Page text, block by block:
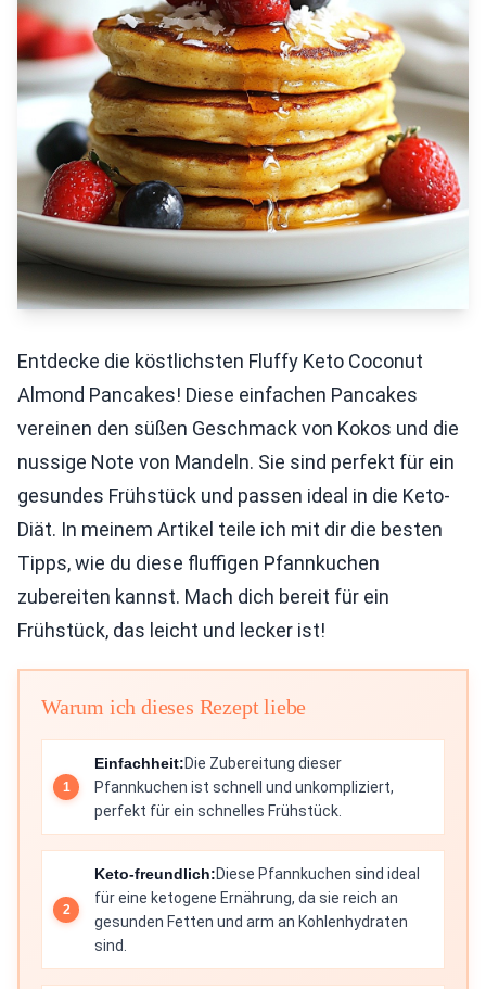
Entdecke die köstlichsten Fluffy Keto Coconut
Almond Pancakes! Diese einfachen Pancakes
vereinen den süßen Geschmack von Kokos und die
nussige Note von Mandeln. Sie sind perfekt für ein
gesundes Frühstück und passen ideal in die Keto-
Diät. In meinem Artikel teile ich mit dir die besten
Tipps, wie du diese fluffigen Pfannkuchen
zubereiten kannst. Mach dich bereit für ein
Frühstück, das leicht und lecker ist!
Warum ich dieses Rezept liebe
Einfachheit:Die Zubereitung dieser
Pfannkuchen ist schnell und unkompliziert,
perfekt für ein schnelles Frühstück.
Keto-freundlich:Diese Pfannkuchen sind ideal
für eine ketogene Ernährung, da sie reich an
gesunden Fetten und arm an Kohlenhydraten
sind.